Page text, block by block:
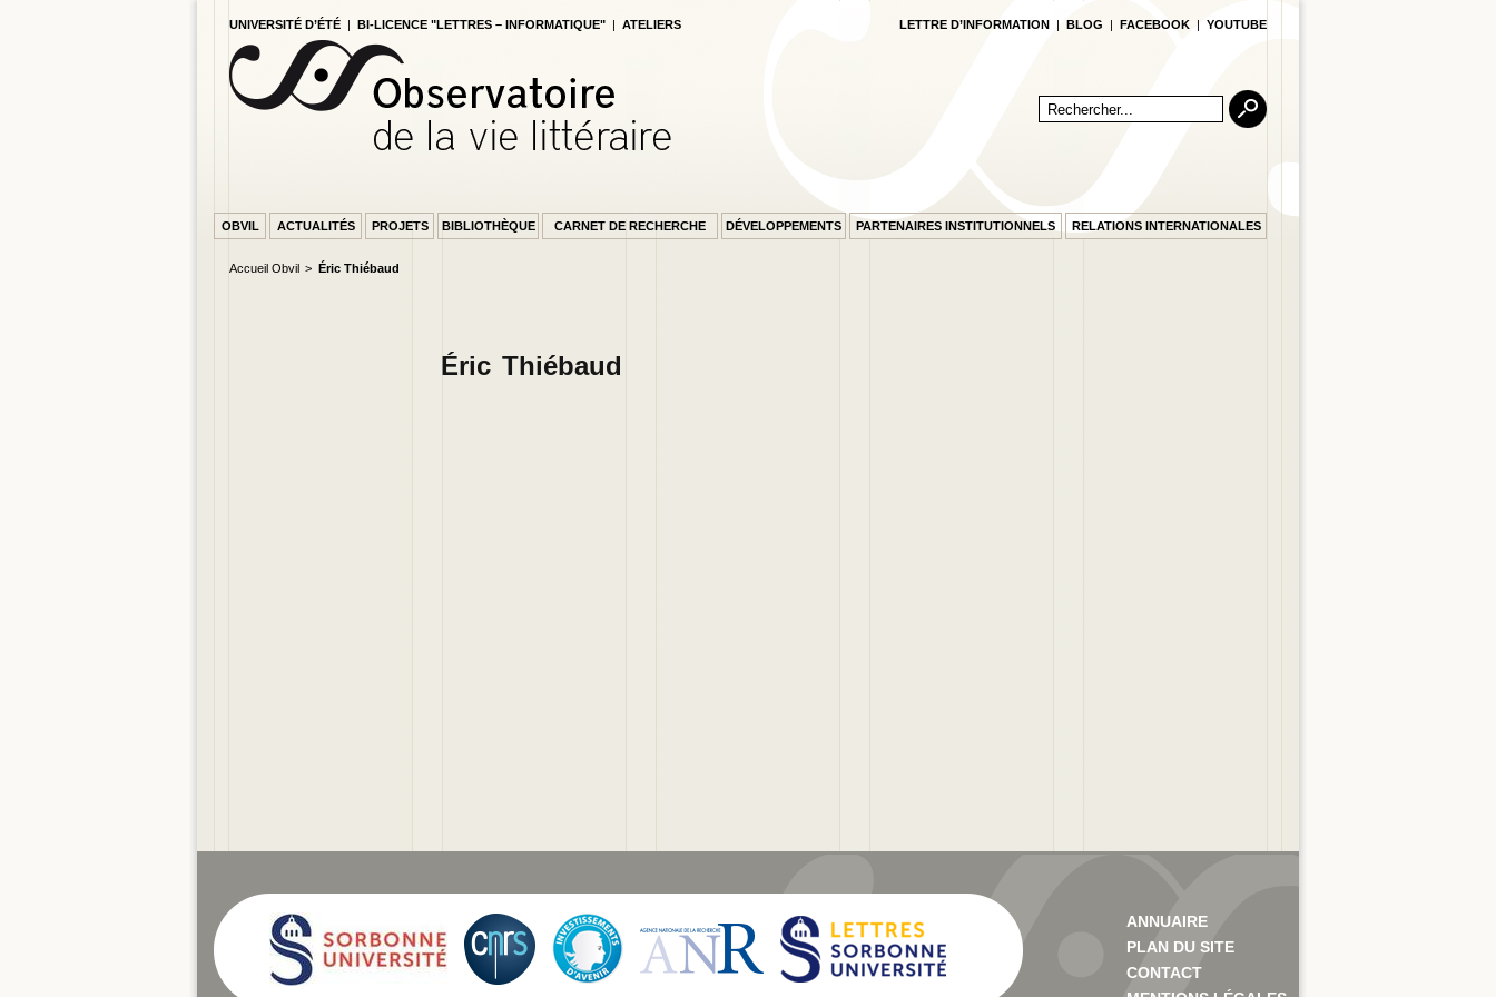
UNIVERSITÉ D’ÉTÉ | BI-LICENCE "LETTRES – INFORMATIQUE" | ATELIERS LETTRE D’INFORMATION | BLOG | FACEBOOK | YOUTUBE
OBVIL ACTUALITÉS PROJETS BIBLIOTHÈQUE CARNET DE RECHERCHE DÉVELOPPEMENTS PARTENAIRES INSTITUTIONNELS RELATIONS INTERNATIONALES
Accueil Obvil Éric Thiébaud
PAGE ACCUEIL
Éric Thiébaud
ANNUAIRE
PLAN DU SITE
CONTACT